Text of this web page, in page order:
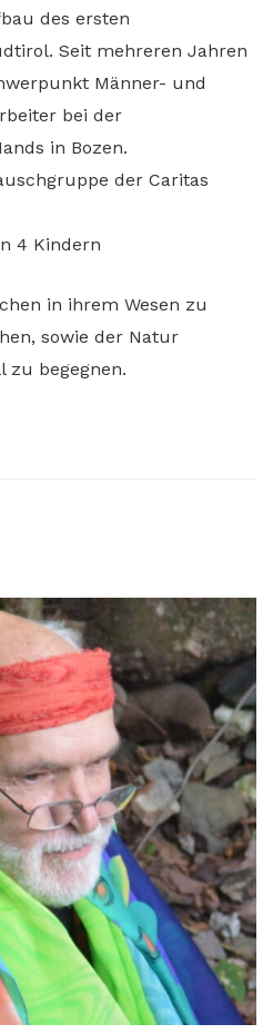
des ersten
Seit mehreren Jahren
Männer- und
bei der
in Bozen.
der Caritas
4 Kindern
in ihrem Wesen zu
sowie der Natur
zu begegnen.